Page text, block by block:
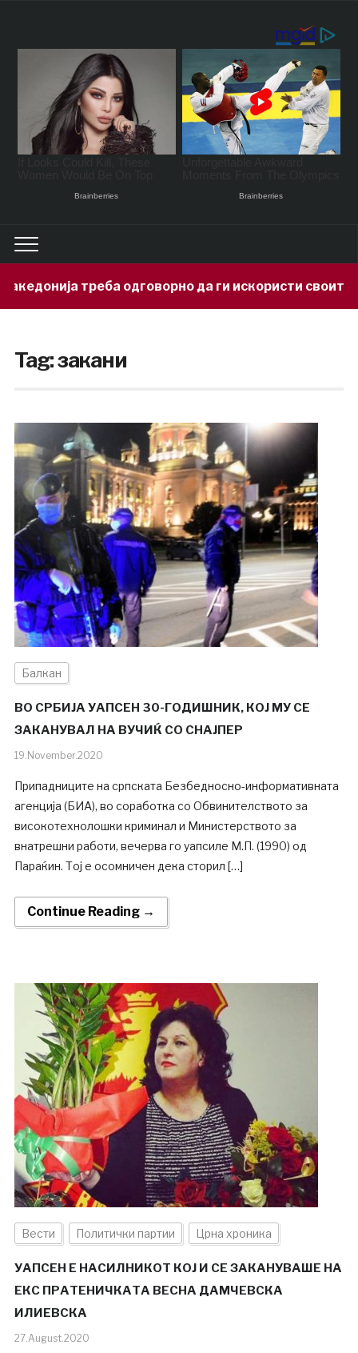
треба одговорно да ги искористи своите
Tag:закани
Балкан
ВО СРБИЈА УАПСЕН 30-ГОДИШНИК, КОЈ МУ СЕ
ЗАКАНУВАЛ НА ВУЧИЌ СО СНАЈПЕР
19.November.2020
Припадниците на српската Безбедносно-информативната
агенција (БИА), во соработка со Обвинителството за
високотехнолошки криминал и Министерството за
внатрешни работи, вечерва го уапсиле М.П. (1990) од
Параќин. Тој е осомничен дека сторил […]
Continue Reading →
Вести Политички партии Црна хроника
УАПСЕН Е НАСИЛНИКОТ КОЈ И СЕ ЗАКАНУВАШЕ НА
ЕКС ПРАТЕНИЧКАТА ВЕСНА ДАМЧЕВСКА
ИЛИЕВСКА
27.August.2020